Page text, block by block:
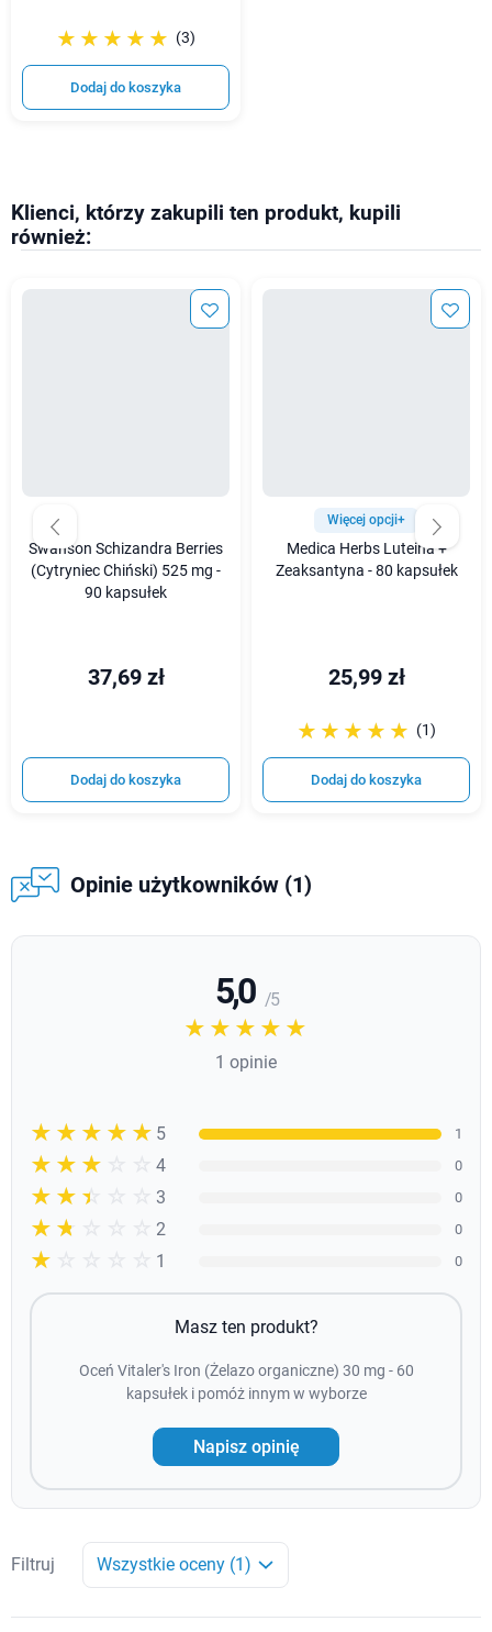
☆☆☆☆☆
★★★★★ (3)
Dodaj do koszyka
Klienci, którzy zakupili ten produkt, kupili
również:
Swanson Schizandra Berries
(Cytryniec Chiński) 525 mg -
90 kapsułek
37,69 zł
Dodaj do koszyka
Więcej opcji+
Medica Herbs Luteina +
Zeaksantyna - 80 kapsułek
25,99 zł
☆☆☆☆☆
★★★★★ (1)
Dodaj do koszyka
Opinie użytkowników (1)
5,0 / 5
☆☆☆☆☆
★★★★★
1 opinie
☆☆☆☆☆
★★★★★ 5 1
☆☆☆☆☆
★★★★ 4 0
☆☆☆☆☆
★★★ 3 0
☆☆☆☆☆
★★ 2 0
☆☆☆☆☆
★ 1 0
Masz ten produkt?
Oceń Vitaler's Iron (Żelazo organiczne) 30 mg - 60
kapsułek i pomóż innym w wyborze
Napisz opinię
Filtruj Wszystkie oceny (1)